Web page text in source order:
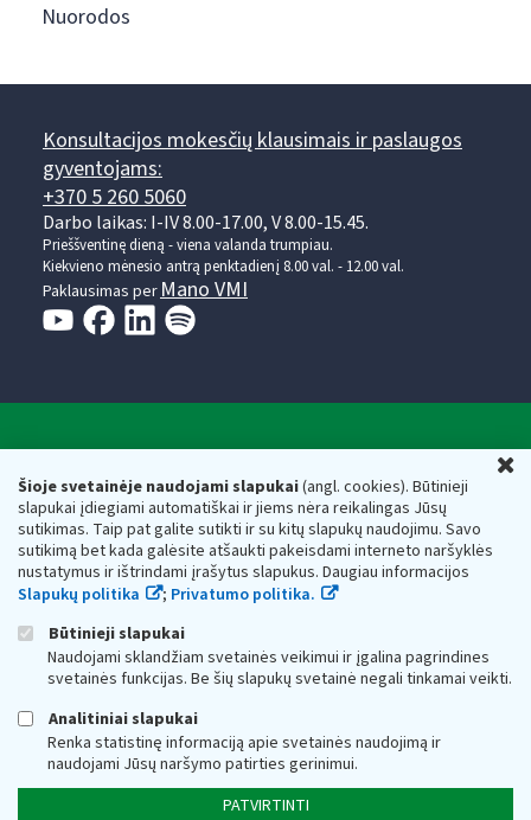
Šioje svetainėje naudojami slapukai(angl. cookies). Būtinieji
slapukai įdiegiami automatiškai ir jiems nėra reikalingas Jūsų
sutikimas. Taip pat galite sutikti ir su kitų slapukų naudojimu. Savo
sutikimą bet kada galėsite atšaukti pakeisdami interneto naršyklės
nustatymus ir ištrindami įrašytus slapukus. Daugiau informacijos
Slapukų politika
; Privatumo politika.
Būtinieji slapukai
Naudojami sklandžiam svetainės veikimui ir įgalina pagrindines
svetainės funkcijas. Be šių slapukų svetainė negali tinkamai veikti.
Analitiniai slapukai
Renka statistinę informaciją apie svetainės naudojimą ir
naudojami Jūsų naršymo patirties gerinimui.
PATVIRTINTI
Nuorodos
Konsultacijos mokesčių klausimais ir paslaugos
gyventojams:
+370 5 260 5060
Darbo laikas: I-IV 8.00-17.00, V 8.00-15.45.
Prieššventinę dieną - viena valanda trumpiau.
Kiekvieno mėnesio antrą penktadienį 8.00 val. - 12.00 val.
Paklausimas per Mano VMI
Respublikos finansų ministerijos
Biudžetinė įstaiga. Juridinio asmens kodas — 188659752,
adresas: Vasario 16-osios g. 14, 01107 Vilnius, Lietuva, el.paštas:
vmi@vmi.lt, E. pristatymo dėžutės adresas 188659752
Duomenys apie Valstybinę mokesčių inspekciją prie Lietuvos
Respublikos finansų ministerijos kaupiami ir saugomi Juridinių